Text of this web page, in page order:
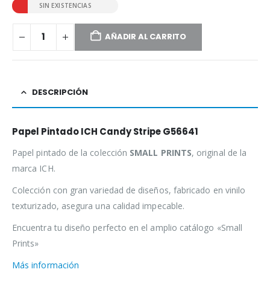
SIN EXISTENCIAS
AÑADIR AL CARRITO
DESCRIPCIÓN
Papel Pintado ICH Candy Stripe G56641
Papel pintado de la colección SMALL PRINTS, original de la
marca ICH.
Colección con gran variedad de diseños, fabricado en vinilo
texturizado, asegura una calidad impecable.
Encuentra tu diseño perfecto en el amplio catálogo «Small
Prints»
Más información